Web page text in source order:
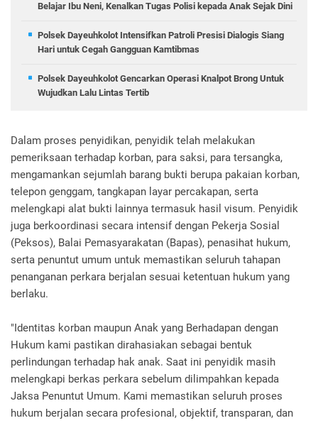
Belajar Ibu Neni, Kenalkan Tugas Polisi kepada Anak Sejak Dini
Polsek Dayeuhkolot Intensifkan Patroli Presisi Dialogis Siang
Hari untuk Cegah Gangguan Kamtibmas
Polsek Dayeuhkolot Gencarkan Operasi Knalpot Brong Untuk
Wujudkan Lalu Lintas Tertib
Dalam proses penyidikan, penyidik telah melakukan
pemeriksaan terhadap korban, para saksi, para tersangka,
mengamankan sejumlah barang bukti berupa pakaian korban,
telepon genggam, tangkapan layar percakapan, serta
melengkapi alat bukti lainnya termasuk hasil visum. Penyidik
juga berkoordinasi secara intensif dengan Pekerja Sosial
(Peksos), Balai Pemasyarakatan (Bapas), penasihat hukum,
serta penuntut umum untuk memastikan seluruh tahapan
penanganan perkara berjalan sesuai ketentuan hukum yang
berlaku.
"Identitas korban maupun Anak yang Berhadapan dengan
Hukum kami pastikan dirahasiakan sebagai bentuk
perlindungan terhadap hak anak. Saat ini penyidik masih
melengkapi berkas perkara sebelum dilimpahkan kepada
Jaksa Penuntut Umum. Kami memastikan seluruh proses
hukum berjalan secara profesional, objektif, transparan, dan